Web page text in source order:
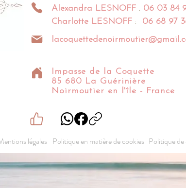
Alexandra LESNOFF : 06 03 84
Charlotte LESNOFF : 06 68 97
Impasse de la Coquette
85 680 La Guérinière
Noirmoutier en l'île - France​​
légales Politique en matière de cookies Politique